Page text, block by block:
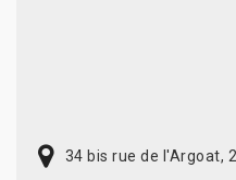
34 bis rue de l'Argoat,